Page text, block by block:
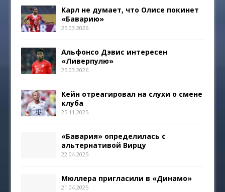
Карл не думает, что Олисе покинет
«Баварию»
25.03.2026
Альфонсо Дэвис интересен
«Ливерпулю»
25.03.2026
Кейн отреагировал на слухи о смене
клуба
25.11.2025
«Бавария» определилась с
альтернативой Вирцу
22.04.2025
Мюллера пригласили в «Динамо»
21.04.2025